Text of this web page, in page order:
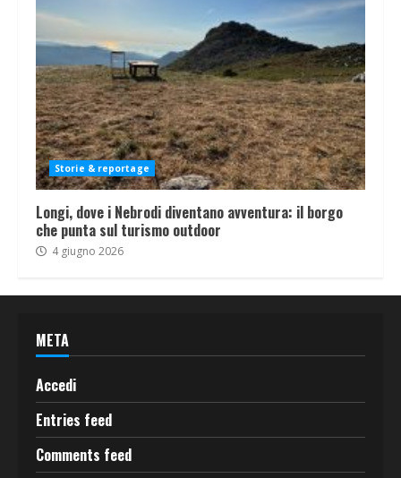
Storie & reportage
Longi, dove i Nebrodi diventano avventura: il borgo
che punta sul turismo outdoor
4 giugno 2026
META
Accedi
Entries feed
Comments feed